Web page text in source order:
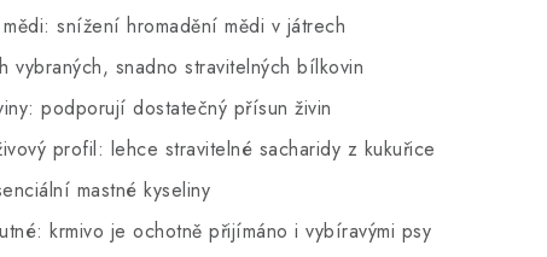
snížení hromadění mědi v játrech
vybraných, snadno stravitelných bílkovin
podporují dostatečný přísun živin
profil: lehce stravitelné sacharidy z kukuřice
mastné kyseliny
krmivo je ochotně přijímáno i vybíravými psy